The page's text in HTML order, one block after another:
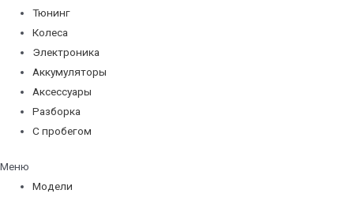
Тюнинг
Колеса
Электроника
Аккумуляторы
Аксессуары
Разборка
С пробегом
Меню
Модели